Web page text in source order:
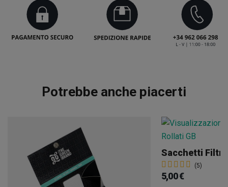
Potrebbe anche piacerti
Sacchetti Filtri
(5)
5,00 €